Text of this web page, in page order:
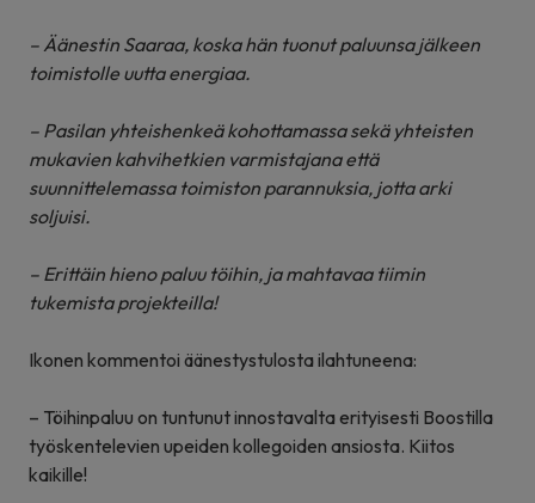
– Äänestin Saaraa, koska hän tuonut paluunsa jälkeen
toimistolle uutta energiaa.
– Pasilan yhteishenkeä kohottamassa sekä yhteisten
mukavien kahvihetkien varmistajana että
suunnittelemassa toimiston parannuksia, jotta arki
soljuisi.
– Erittäin hieno paluu töihin, ja mahtavaa tiimin
tukemista projekteilla!
Ikonen kommentoi äänestystulosta ilahtuneena:
– Töihinpaluu on tuntunut innostavalta erityisesti Boostilla
työskentelevien upeiden kollegoiden ansiosta. Kiitos
kaikille!